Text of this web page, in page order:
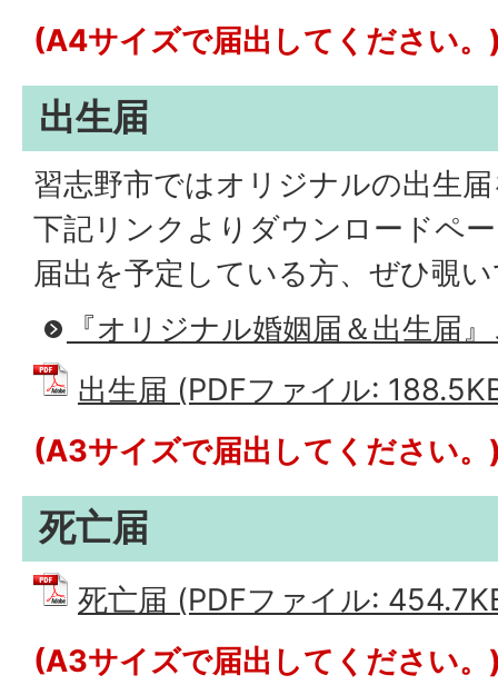
(A4サイズで届出してください。
出生届
習志野市ではオリジナルの出生
下記リンクよりダウンロードペ
届出を予定している方、ぜひ覗
『オリジナル婚姻届＆出生届
出生届 (PDFファイル:
(A3サイズで届出してください。
死亡届
死亡届 (PDFファイル:
(A3サイズで届出してください。